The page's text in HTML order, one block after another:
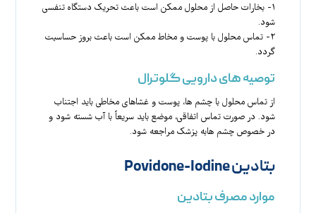
۱- بخارات حاصل از محلول ممکن است باعث تحریک دستگاه تنفسی
شود.
۲- تماس محلول با پوست و مخاط ممکن است باعث بروز حساسیت
گردد.
توصیه های دارویی گلوترال
از تماس محلول با چشم ها، پوست و غشاهای مخاطی باید اجتناب
شود. در صورت تماس اتفاقی، موضع باید سریعاً با آب شسته شود و
در خصوص چشم هابه پزشک مراجعه شود.
بتادین Povidone-Iodine
موارد مصرف بتادین